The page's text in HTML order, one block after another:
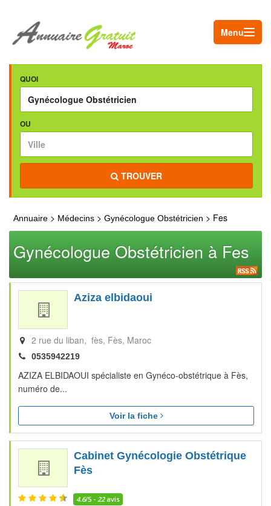
Menu
QUOI
OU
TROUVER
Annuaire > Médecins > Gynécologue Obstétricien > Fes
Gynécologue Obstétricien à Fes
Aziza elbidaoui
2 rue du liban, fès Fès Maroc
0535942219
AZIZA ELBIDAOUI spécialiste en Gynéco-obstétrique à Fès,
numéro de...
Voir la fiche
Cabinet Gynécologie Obstétrique
Fès
4.6/5 - 22avis